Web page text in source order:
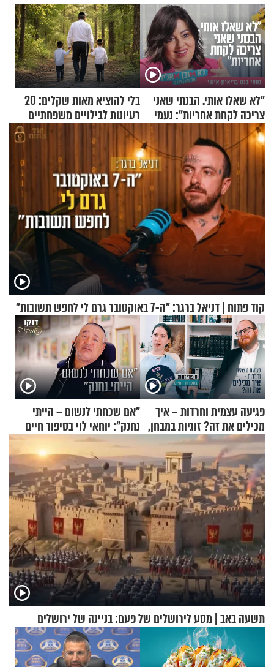
"לא שאלו אותי. הבנתי שאני
צריכה לקחת אחריות": נעמי
בנט בריאיון אישי
בלי להוציא מאות שקלים: 20
רעיונות לבילויים משפחתיים
כמעט בחינם
קוד פתוח | דניאל ברגר: "ה-7 באוקטובר גרם לי לחפש תשובות"
פגיעה עצמית וחרדות – איך
מכילים את זה? זוגיות במבחן,
הפעם עם יהודית ואלתר כהן
"אם שכחתי לנשום – הייתי
נחנק": יוחאי לוי בסיפור חיים
מעורר השראה
תשעה באב | מסע לירושלים של פעם: בניינה של ירושלים